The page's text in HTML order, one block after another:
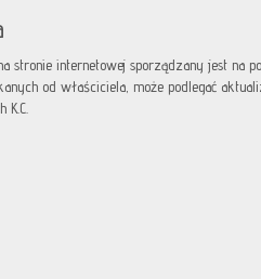
stronie internetowej sporządzany jest na
od właściciela, może podlegać